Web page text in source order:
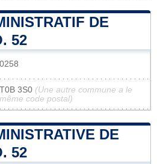
DE
52
0258
T0B 3S0 (Une autre commune a le
même code postal)
DE
52